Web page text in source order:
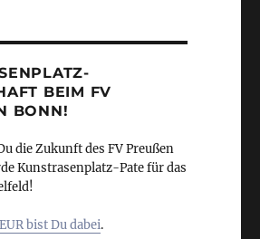
BEIM FV
BONN!
die Zukunft des FV Preußen
Kunstrasenplatz-Pate für das
bist Du dabei.